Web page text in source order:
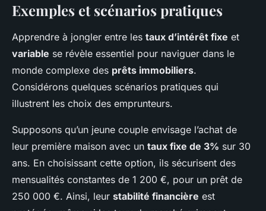
Exemples et scénarios pratiques
Apprendre à jongler entre les taux d’intérêt fixe et
variable se révèle essentiel pour naviguer dans le
monde complexe des prêts immobiliers.
Considérons quelques scénarios pratiques qui
illustrent les choix des emprunteurs.
Supposons qu’un jeune couple envisage l’achat de
leur première maison avec un taux fixe de 3% sur 30
ans. En choisissant cette option, ils sécurisent des
mensualités constantes de 1 200 €, pour un prêt de
250 000 €. Ainsi, leur stabilité financière est